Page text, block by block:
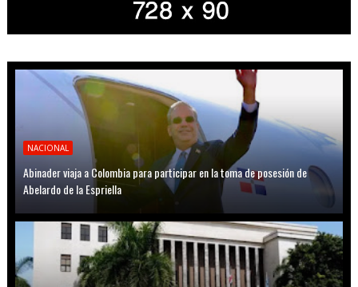
NACIONAL
Abinader viaja a Colombia para participar en la toma de posesión de
Abelardo de la Espriella